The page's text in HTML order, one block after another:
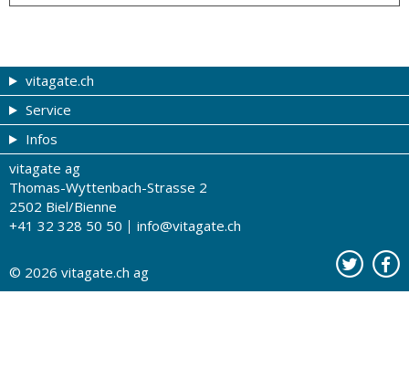
vitagate.ch
Gesund & schön
Themen von A-Z
Therapien von A-Z
Gesundheit zum Hören
Gesundheitstests
Service
Gutscheine
Drogistenstern
Drogeriesuche
Partner-Drogerien
Kontakt
Infos
Impressum
Über uns
Nutzungsbestimmungen
Werbung auf vitagate.ch
vitagate ag
Thomas-Wyttenbach-Strasse 2
2502 Biel/Bienne
+41 32 328 50 50
info@vitagate.ch
© 2026 vitagate.ch ag